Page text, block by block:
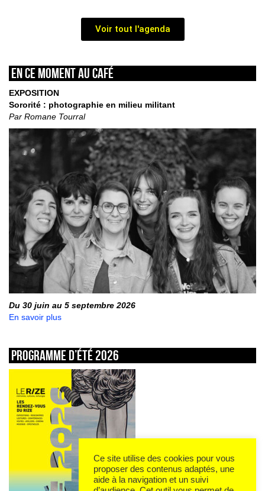
Voir tout l'agenda
En ce moment au café
EXPOSITION
Sororité : photographie en milieu militant
Par Romane Tourral
Du 30 juin au 5 septembre 2026
En savoir plus
Programme d’été 2026
Ce site utilise des cookies pour vous
proposer des contenus adaptés, une
aide à la navigation et un suivi